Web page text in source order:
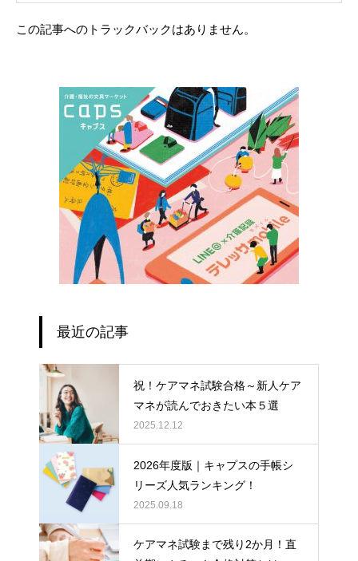
この記事へのトラックバックはありません。
最近の記事
祝！ケアマネ試験合格～新人ケア
マネが読んでおきたい本５選
2025.12.12
2026年度版｜キャプスの手帳シ
リーズ人気ランキング！
2025.09.18
ケアマネ試験まで残り2か月！直